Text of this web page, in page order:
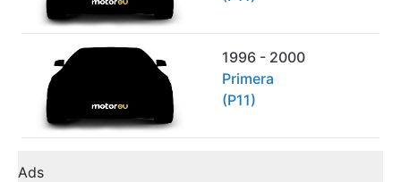
1996 - 2000
Primera
(P11)
Ads